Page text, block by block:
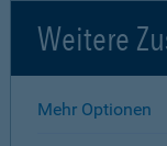
Weitere
Mehr Optionen